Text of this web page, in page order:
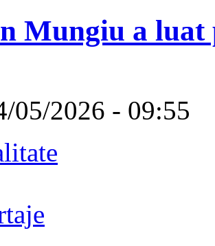
Mungiu a luat
05/2026 - 09:55